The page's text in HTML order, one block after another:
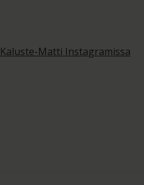
Kaluste-Matti Instagramissa